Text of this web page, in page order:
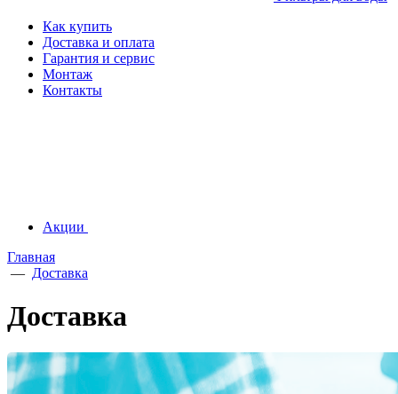
Как купить
Доставка и оплата
Гарантия и сервис
Монтаж
Контакты
Акции
Главная
— Доставка
Доставка